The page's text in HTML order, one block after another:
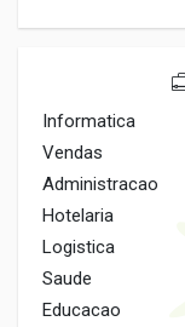
Informatica
Vendas
Administracao
Hotelaria
Logistica
Saude
Educacao